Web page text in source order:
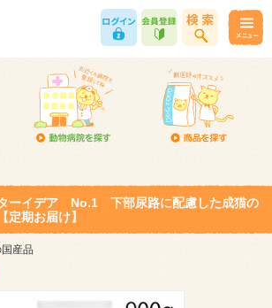
ーイデア No.1 下部尿路に配慮した成猫の
期お届け】
産品